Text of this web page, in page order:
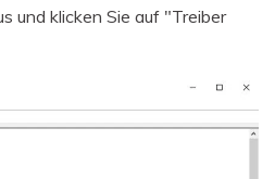
und klicken Sie auf "Treiber